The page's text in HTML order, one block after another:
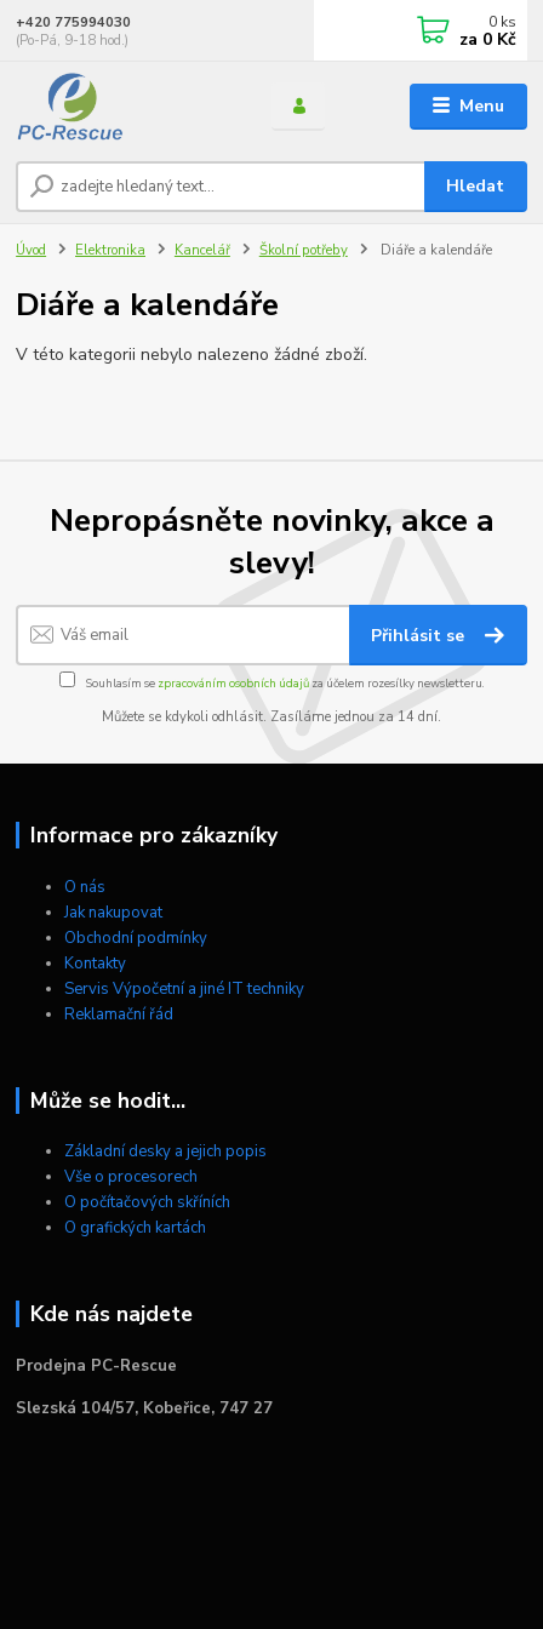
Menu
Hledat
+420 775994030
(Po-Pá, 9-18 hod.)
0 ks
za 0 Kč
Úvod Elektronika Kancelář Školní potřeby Diáře a kalendáře
Diáře a kalendáře
V této kategorii nebylo nalezeno žádné zboží.
Nepropásněte novinky, akce a
slevy!
Přihlásit se
Souhlasím se zpracováním osobních údajůza účelem rozesílky newsletteru.
Můžete se kdykoli odhlásit. Zasíláme jednou za 14 dní.
Informace pro zákazníky
O nás
Jak nakupovat
Obchodní podmínky
Kontakty
Servis Výpočetní a jiné IT techniky
Reklamační řád
Může se hodit...
Základní desky a jejich popis
Vše o procesorech
O počítačových skříních
O grafických kartách
Kde nás najdete
Prodejna PC-Rescue
Slezská 104/57, Kobeřice, 747 27